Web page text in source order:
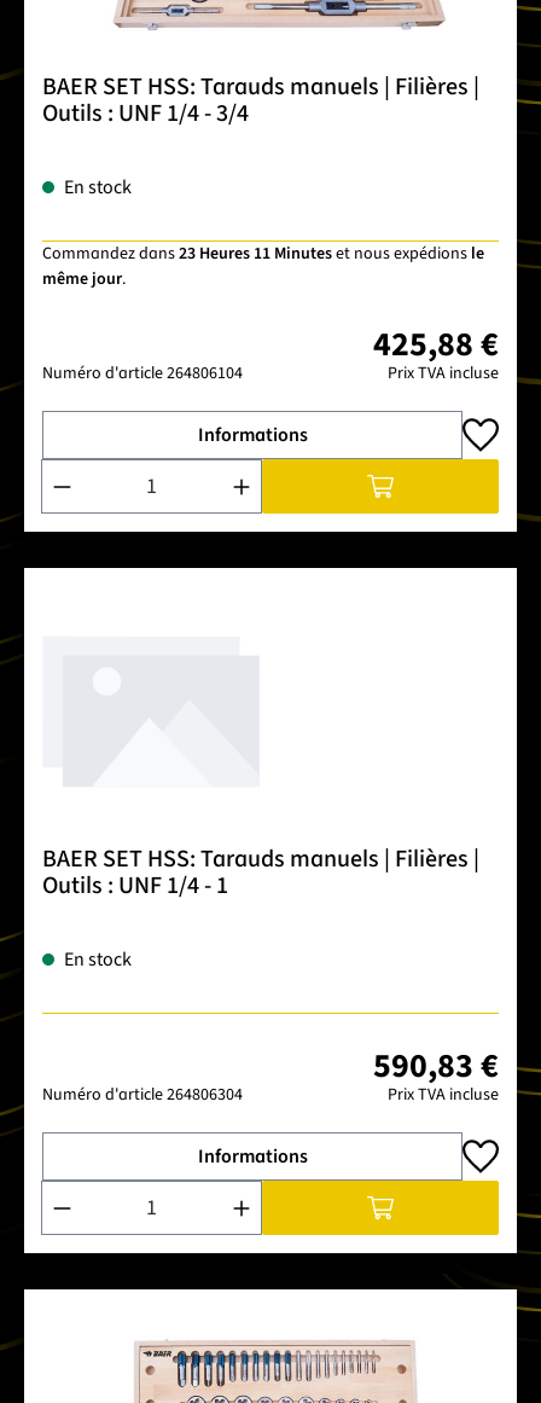
BAER SET HSS: Tarauds manuels | Filières |
Outils : UNF 1/4 - 3/4
En stock
Commandez dans23 Heures 11 Minuteset nous expédions le
même jour.
Numéro d'article264806104
425,88 €
Prix TVA incluse
Informations
Quantité de produit : Entrez la quantité souhaitée ou
BAER SET HSS: Tarauds manuels | Filières |
Outils : UNF 1/4 - 1
En stock
Numéro d'article264806304
590,83 €
Prix TVA incluse
Informations
Quantité de produit : Entrez la quantité souhaitée ou